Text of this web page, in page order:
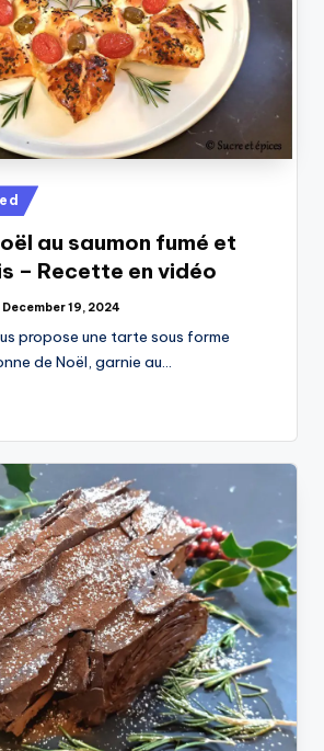
au saumon fumé et
– Recette en vidéo
December 19, 2024
propose une tarte sous forme
de Noël, garnie au…